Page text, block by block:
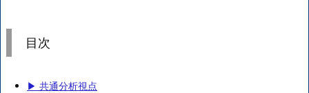
目次
▶ 共通分析視点